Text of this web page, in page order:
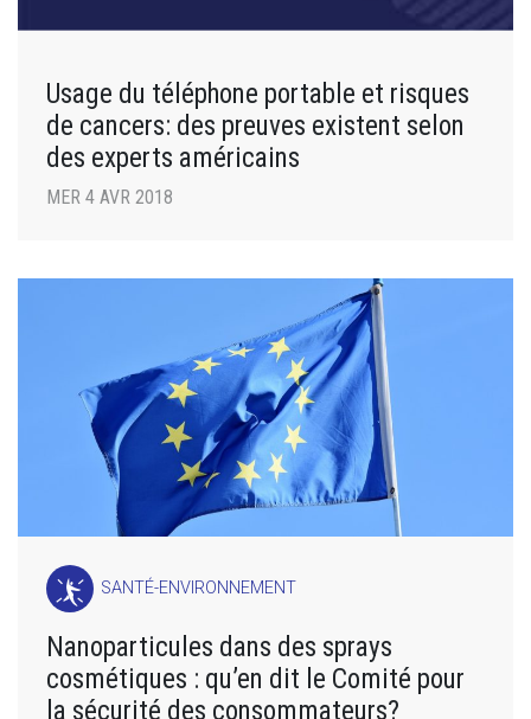
Usage du téléphone portable et risques
de cancers: des preuves existent selon
des experts américains
MER 4 AVR 2018
SANTÉ-ENVIRONNEMENT
Nanoparticules dans des sprays
cosmétiques : qu’en dit le Comité pour
la sécurité des consommateurs?